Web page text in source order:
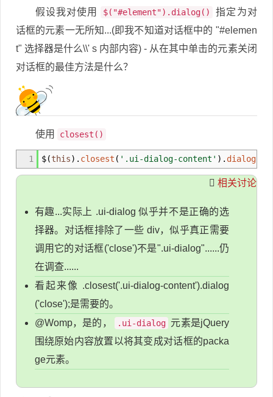
假设我对使用 $("#element").dialog()
指定为对
话框的元素一无所知...(即我不知道对话框中的 "#elemen
t" 选择器是什么\\' s 内部内容) - 从在其中单击的元素关闭
对话框的最佳方法是什么？
使用 closest()
1 $(this) . closest ( '.ui-dialog-content' ) . dialog
相关讨论
有趣...实际上 .ui-dialog 似乎并不是正确的选
择器。对话框排除了一些 div，似乎真正需要
调用它的对话框('close')不是".ui-dialog"......仍
在调查......
看起来像 .closest('.ui-dialog-content').dialog
('close');是需要的。
@Womp，是的，
.ui-dialog 元素是jQuery
围绕原始内容放置以将其变成对话框的packa
ge元素。